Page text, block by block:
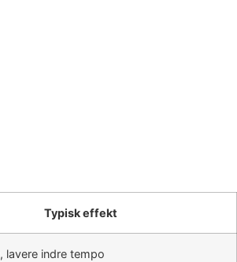
Typisk effekt
lavere indre tempo